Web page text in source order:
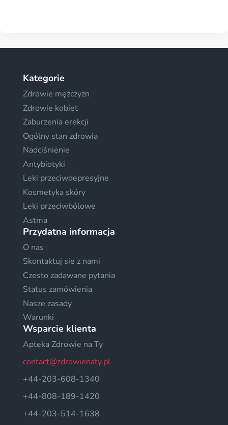
Kategorie
Zdrowie mężczyzn
Zdrowie kobiet
Zaburzenia erekcji
Ogólny stan zdrowia
Nadciśnienie
Antybiotyki
Leki przeciwdepresyjne
Kosmetyka skóry
Leki przeciwbólowe
Astma
Przydatna informacja
O nas
Skontaktuj sie z nami
Czesto zadawane pytania
Status zamówienia
Nasze zasady
Warunki
Wsparcie klienta
Apteka Zdrowie na Ty
contact@zdrowienaty.pl
+44-203-608-1340
+44-808-189-1420
+44-203-514-1638